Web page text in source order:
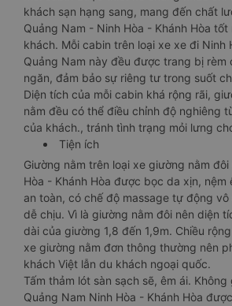
khách sạn hạng sang, mang đến chất
Quảng Nam - Ninh Hòa - Khánh Hòa tốt
khách. Mỗi cabin trên loại xe xe đi Ninh
Quảng Nam này đều được trang bị rèm
ngăn, đảm bảo sự riêng tư trong suốt
Diện tích của mỗi cabin khá rộng rãi,
nằm đều có thể điều chỉnh độ nghiêng
của khách., tránh tình trạng mỏi lưng
Tiện ích
Giường nằm trên loại xe giường nằm
Hòa - Khánh Hòa được bọc da xịn, nệm
an toàn, có chế độ massage tự động
dễ chịu. Vì là giường nằm đôi nên diện
dài của giường 1,8 đến 1,9m. Chiều
xe giường nằm đơn thông thường nên
khách Việt lẫn du khách ngoại quốc.
Tấm thảm lót sàn sạch sẽ, êm ái. Không
Quảng Nam Ninh Hòa - Khánh Hòa